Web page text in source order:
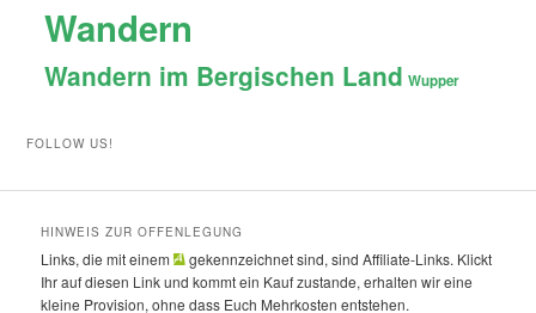
Wandern
Wandern im Bergischen Land Wupper
FOLLOW US!
HINWEIS ZUR OFFENLEGUNG
Links, die mit einem
gekennzeichnet sind, sind Affiliate-Links. Klickt
Ihr auf diesen Link und kommt ein Kauf zustande, erhalten wir eine
kleine Provision, ohne dass Euch Mehrkosten entstehen.